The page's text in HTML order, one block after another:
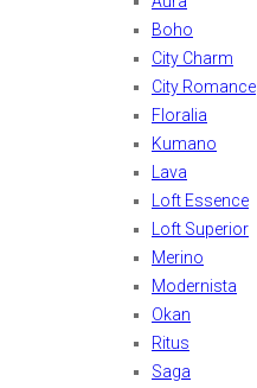
Boho
City Charm
City Romance
Floralia
Kumano
Lava
Loft Essence
Loft Superior
Merino
Modernista
Okan
Ritus
Saga